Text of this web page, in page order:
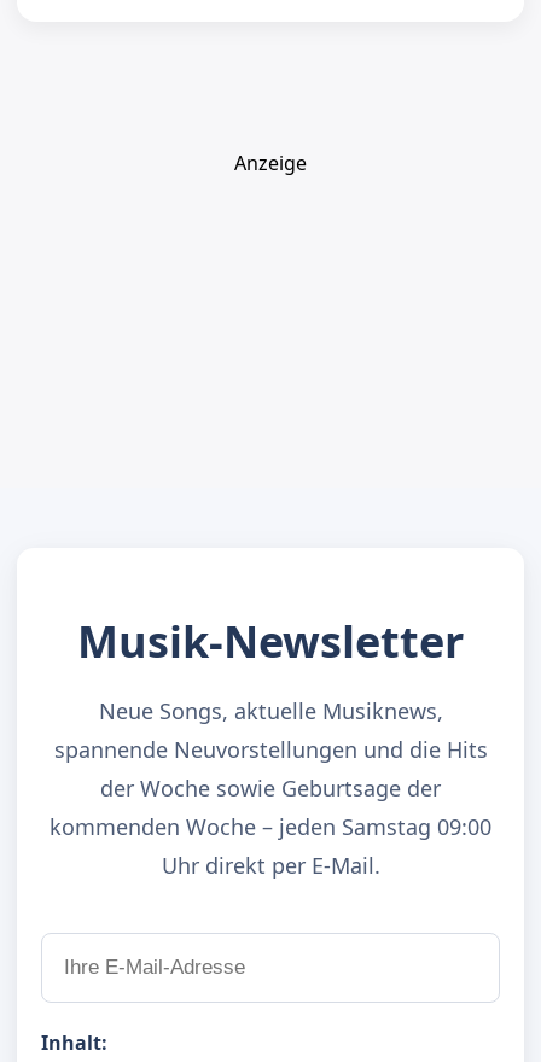
Anzeige
Musik-Newsletter
Neue Songs, aktuelle Musiknews,
spannende Neuvorstellungen und die Hits
der Woche sowie Geburtsage der
kommenden Woche – jeden Samstag 09:00
Uhr direkt per E-Mail.
Inhalt: